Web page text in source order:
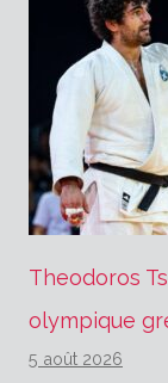
Theodoros
olympique
5 août 2026